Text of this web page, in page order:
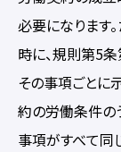
必要になります
時に、規則第5
その事項ごとに
約の労働条件の
事項がすべて同